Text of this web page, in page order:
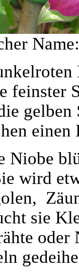
feinster
einen
Niobe
wird
sie